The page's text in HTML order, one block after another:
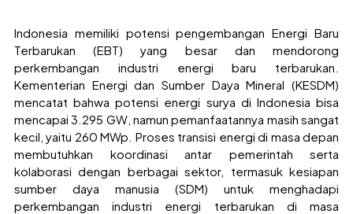
Indonesia memiliki potensi pengembangan Energi Baru
Terbarukan (EBT) yang besar dan mendorong
perkembangan industri energi baru terbarukan.
Kementerian Energi dan Sumber Daya Mineral (KESDM)
mencatat bahwa potensi energi surya di Indonesia bisa
mencapai 3.295 GW, namun pemanfaatannya masih sangat
kecil, yaitu 260 MWp. Proses transisi energi di masa depan
membutuhkan koordinasi antar pemerintah serta
kolaborasi dengan berbagai sektor, termasuk kesiapan
sumber daya manusia (SDM) untuk menghadapi
perkembangan industri energi terbarukan di masa